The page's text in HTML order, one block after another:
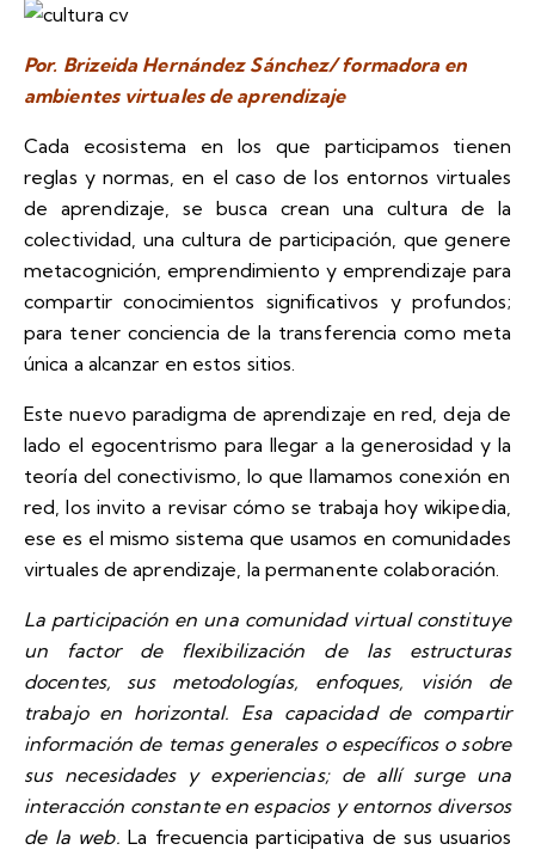
Por. Brizeida Hernández Sánchez/ formadora en
ambientes virtuales de aprendizaje
Cada ecosistema en los que participamos tienen
reglas y normas, en el caso de los entornos virtuales
de aprendizaje, se busca crean una cultura de la
colectividad, una cultura de participación, que genere
metacognición, emprendimiento y emprendizaje para
compartir conocimientos significativos y profundos;
para tener conciencia de la transferencia como meta
única a alcanzar en estos sitios.
Este nuevo paradigma de aprendizaje en red, deja de
lado el egocentrismo para llegar a la generosidad y la
teoría del conectivismo , lo que llamamos conexión en
red, los invito a revisar cómo se trabaja hoy wikipedia,
ese es el mismo sistema que usamos en comunidades
virtuales de aprendizaje, la permanente colaboración.
La participación en una comunidad virtual constituye
un factor de flexibilización de las estructuras
docentes, sus metodologías, enfoques, visión de
trabajo en horizontal. Esa capacidad de compartir
información de temas generales o específicos o sobre
sus necesidades y experiencias; de allí surge una
interacción constante en espacios y entornos diversos
de la web.La frecuencia participativa de sus usuarios